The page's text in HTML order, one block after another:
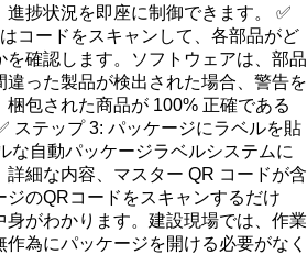
捗状況を即座に制御できます。 ✅
コードをスキャンして、各部品がど
確認します。ソフトウェアは、部品
違った製品が検出された場合、警告を
包された商品が 100% 正確である
ステップ 3: パッケージにラベルを貼
な自動パッケージラベルシステムに
詳細な内容、マスター QR コードが含
ジのQRコードをスキャンするだけ
身がわかります。建設現場では、作業
為にパッケージを開ける必要がなく